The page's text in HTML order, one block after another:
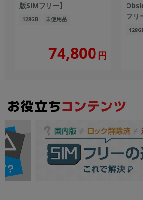
版SIMフリー】
128GB 未使用品
74,800 円
フリ